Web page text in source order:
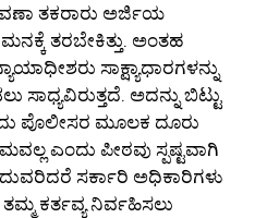
ತಕರಾರು ಅರ್ಜಿಯ
ತರಬೇಕಿತ್ತು. ಅಂತಹ
ಸಾಕ್ಷ್ಯಾಧಾರಗಳನ್ನು
ಸಾಧ್ಯವಿರುತ್ತದೆ. ಅದನ್ನು ಬಿಟ್ಟು
ಪೊಲೀಸರ ಮೂಲಕ ದೂರು
ಎಂದು ಪೀಠವು ಸ್ಪಷ್ಟವಾಗಿ
ಸರ್ಕಾರಿ ಅಧಿಕಾರಿಗಳು
ತಮ್ಮ ಕರ್ತವ್ಯ ನಿರ್ವಹಿಸಲು